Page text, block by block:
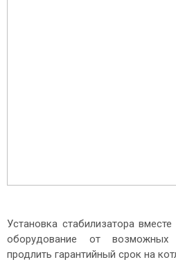
Установка стабилизатора
оборудование от
продлить гарантийный срок на